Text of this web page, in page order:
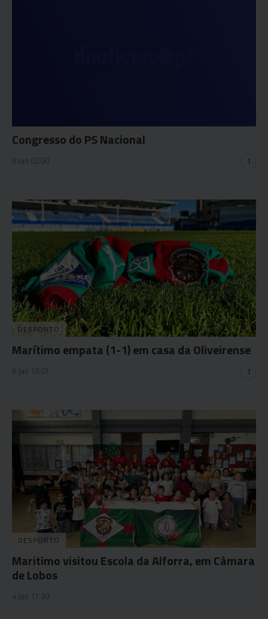
Congresso do PS Nacional
8 Jan 02:00 1
DESPORTO
Marítimo empata (1-1) em casa da Oliveirense
6 Jan 13:07 1
DESPORTO
Maritimo visitou Escola da Alforra, em Câmara
de Lobos
4 Jan 17:30